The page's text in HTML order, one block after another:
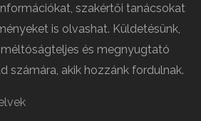
szakértői tanácsokat
is olvashat. Küldetésünk,
és megnyugtató
számára, akik hozzánk fordulnak.